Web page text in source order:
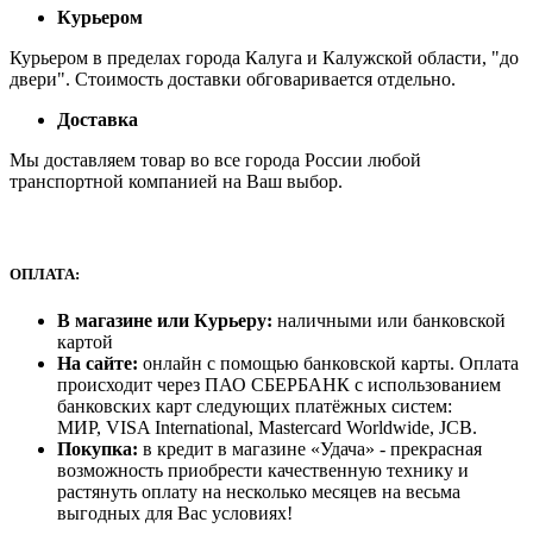
Курьером
Курьером в пределах города Калуга и Калужской области, "до
двери". Стоимость доставки обговаривается отдельно.
Доставка
Мы доставляем товар во все города России любой
транспортной компанией на Ваш выбор.
ОПЛАТА:
В магазине или Курьеру: наличными или банковской
картой
На сайте: онлайн с помощью банковской карты. Оплата
происходит через ПАО СБЕРБАНК с использованием
банковских карт следующих платёжных систем:
МИР, VISA International, Mastercard Worldwide, JCB.
Покупка: в кредит в магазине «Удача» - прекрасная
возможность приобрести качественную технику и
растянуть оплату на несколько месяцев на весьма
выгодных для Вас условиях!